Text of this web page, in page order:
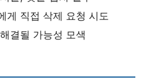
게 직접 삭제 요청 시도
결될 가능성 모색